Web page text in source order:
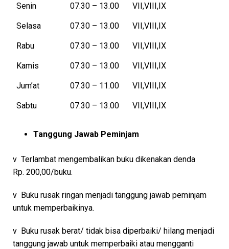
Senin 07.30 – 13.00 VII,VIII,IX
Selasa 07.30 – 13.00 VII,VIII,IX
Rabu 07.30 – 13.00 VII,VIII,IX
Kamis 07.30 – 13.00 VII,VIII,IX
Jum’at 07.30 – 11.00 VII,VIII,IX
Sabtu 07.30 – 13.00 VII,VIII,IX
Tanggung Jawab Peminjam
v Terlambat mengembalikan buku dikenakan denda
Rp. 200,00/buku.
v Buku rusak ringan menjadi tanggung jawab peminjam
untuk memperbaikinya.
v Buku rusak berat/ tidak bisa diperbaiki/ hilang menjadi
tanggung jawab untuk memperbaiki atau mengganti